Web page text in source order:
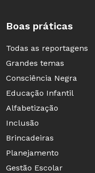
Boas práticas
Todas as reportagens
Grandes temas
Consciência Negra
Educação Infantil
Alfabetização
Inclusão
Brincadeiras
Planejamento
Gestão Escolar